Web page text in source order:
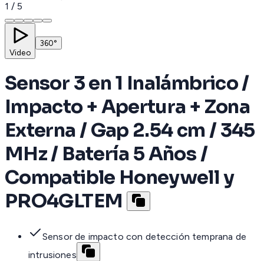
1 / 5
Video
360°
Sensor 3 en 1 Inalámbrico /
Impacto + Apertura + Zona
Externa / Gap 2.54 cm / 345
MHz / Batería 5 Años /
Compatible Honeywell y
PRO4GLTEM
Sensor de impacto con detección temprana de
intrusiones